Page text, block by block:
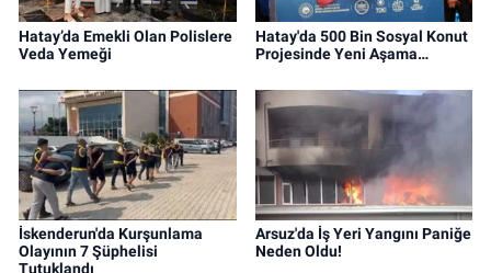
Hatay’da Emekli Olan Polislere
Veda Yemeği
Hatay'da 500 Bin Sosyal Konut
Projesinde Yeni Aşama…
İskenderun'da Kurşunlama
Olayının 7 Şüphelisi
Tutuklandı
Arsuz'da İş Yeri Yangını Paniğe
Neden Oldu!